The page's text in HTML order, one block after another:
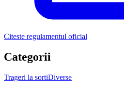
Citeste regulamentul oficial
Categorii
Trageri la sortiDiverse